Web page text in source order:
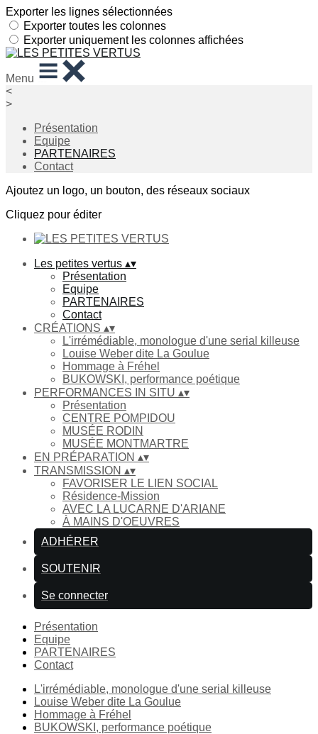
Exporter les lignes sélectionnées
Exporter toutes les colonnes
Exporter uniquement les colonnes affichées
Menu
<
>
Présentation
Equipe
PARTENAIRES
Contact
Ajoutez un logo, un bouton, des réseaux sociaux
Cliquez pour éditer
Les petites vertus ▴▾
Présentation
Equipe
PARTENAIRES
Contact
CRÉATIONS ▴▾
L'irrémédiable, monologue d'une serial killeuse
Louise Weber dite La Goulue
Hommage à Fréhel
BUKOWSKI, performance poétique
PERFORMANCES IN SITU ▴▾
Présentation
CENTRE POMPIDOU
MUSÉE RODIN
MUSÉE MONTMARTRE
EN PRÉPARATION ▴▾
TRANSMISSION ▴▾
FAVORISER LE LIEN SOCIAL
Résidence-Mission
AVEC LA LUCARNE D'ARIANE
À MAINS D'OEUVRES
ADHÉRER
SOUTENIR
Se connecter
Présentation
Equipe
PARTENAIRES
Contact
L'irrémédiable, monologue d'une serial killeuse
Louise Weber dite La Goulue
Hommage à Fréhel
BUKOWSKI, performance poétique